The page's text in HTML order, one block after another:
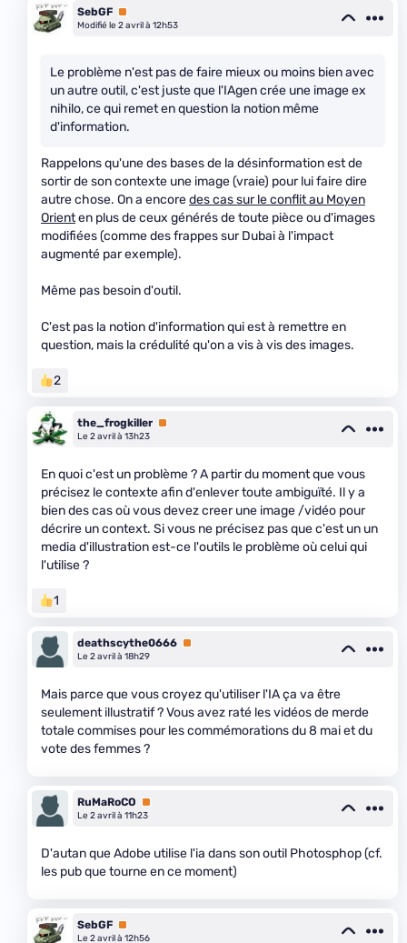
SebGF Premium
Modifié le 2 avril à 12h53
Le problème n'est pas de faire mieux ou moins bien avec
un autre outil, c'est juste que l'IAgen crée une image ex
nihilo, ce qui remet en question la notion même
d'information.
Rappelons qu'une des bases de la désinformation est de
sortir de son contexte une image (vraie) pour lui faire dire
autre chose. On a encoredes cas sur le conflit au Moyen
Orienten plus de ceux générés de toute pièce ou d'images
modifiées (comme des frappes sur Dubai à l'impact
augmenté par exemple).
Même pas besoin d'outil.
C'est pas la notion d'information qui est à remettre en
question, mais la crédulité qu'on a vis à vis des images.
2
the_frogkiller Premium
Le 2 avril à 13h23
En quoi c'est un problème ? A partir du moment que vous
précisez le contexte afin d'enlever toute ambiguïté. Il y a
bien des cas où vous devez creer une image /vidéo pour
décrire un context. Si vous ne précisez pas que c'est un un
media d'illustration est-ce l'outils le problème où celui qui
l'utilise ?
1
deathscythe0666 Premium
Le 2 avril à 18h29
Mais parce que vous croyez qu'utiliser l'IA ça va être
seulement illustratif ? Vous avez raté les vidéos de merde
totale commises pour les commémorations du 8 mai et du
vote des femmes ?
RuMaRoCO
Premium
Le 2 avril à 11h23
D'autan que Adobe utilise l'ia dans son outil Photosphop (cf.
les pub que tourne en ce moment)
SebGF Premium
Le 2 avril à 12h56